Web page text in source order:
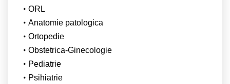
ORL
Anatomie patologica
Ortopedie
Obstetrica-Ginecologie
Pediatrie
Psihiatrie